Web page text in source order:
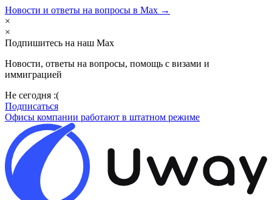
Новости и ответы на вопросы в Max →
×
×
Подпишитесь на наш Max
Новости, ответы на вопросы, помощь с визами и
иммиграцией
Не сегодня :(
Подписаться
Офисы компании работают в штатном режиме